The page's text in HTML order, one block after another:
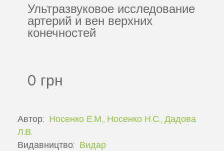
Ультразвуковое исследование
артерий и вен верхних
конечностей
0 грн
Автор: Носенко Е.М., Носенко Н.С., Дадова
Л.В.
Видавництво: Видар